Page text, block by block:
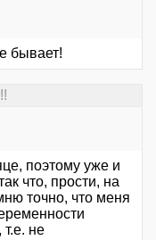
бывает!
поэтому уже и
что, прости, на
точно, что меня
не